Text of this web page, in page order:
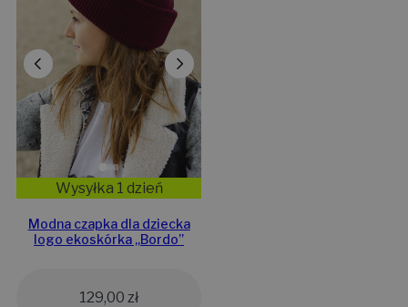
Wysyłka 1 dzień
Modna czapka dla dziecka
logo ekoskórka „Bordo”
129,00 zł